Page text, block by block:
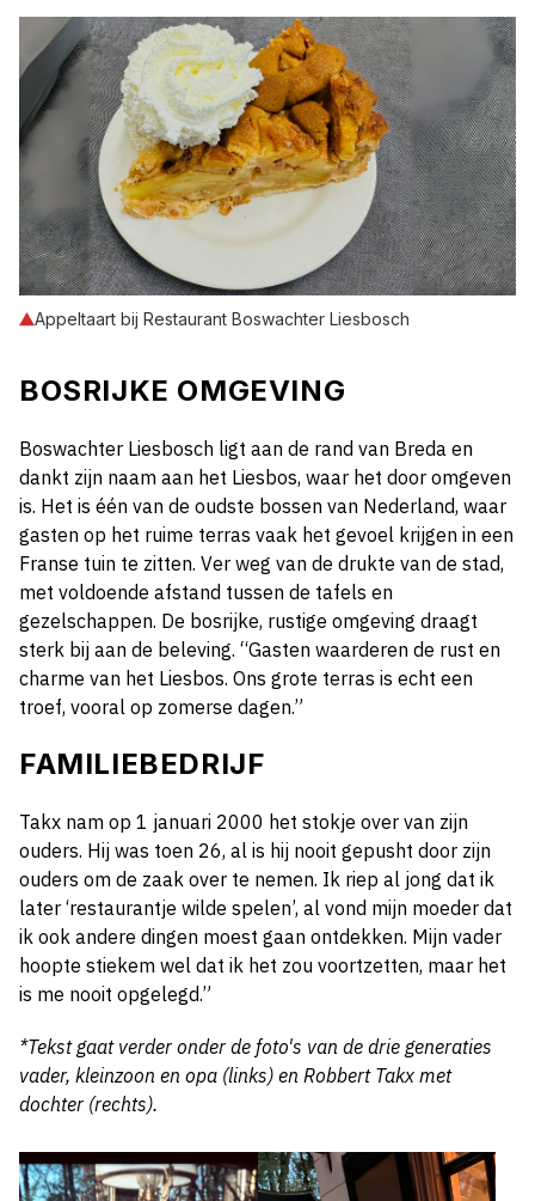
Appeltaart bij Restaurant Boswachter Liesbosch
BOSRIJKE OMGEVING
Boswachter Liesbosch ligt aan de rand van Breda en
dankt zijn naam aan het Liesbos, waar het door omgeven
is. Het is één van de oudste bossen van Nederland, waar
gasten op het ruime terras vaak het gevoel krijgen in een
Franse tuin te zitten. Ver weg van de drukte van de stad,
met voldoende afstand tussen de tafels en
gezelschappen. De bosrijke, rustige omgeving draagt
sterk bij aan de beleving. “Gasten waarderen de rust en
charme van het Liesbos. Ons grote terras is echt een
troef, vooral op zomerse dagen.”
FAMILIEBEDRIJF
Takx nam op 1 januari 2000 het stokje over van zijn
ouders. Hij was toen 26, al is hij nooit gepusht door zijn
ouders om de zaak over te nemen. Ik riep al jong dat ik
later ‘restaurantje wilde spelen’, al vond mijn moeder dat
ik ook andere dingen moest gaan ontdekken. Mijn vader
hoopte stiekem wel dat ik het zou voortzetten, maar het
is me nooit opgelegd.”
*Tekst gaat verder onder de foto's van de drie generaties
vader, kleinzoon en opa (links) en Robbert Takx met
dochter (rechts).